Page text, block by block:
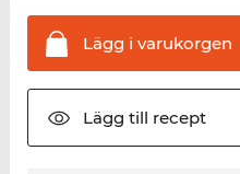
Lägg i varukorgen
Lägg till recept